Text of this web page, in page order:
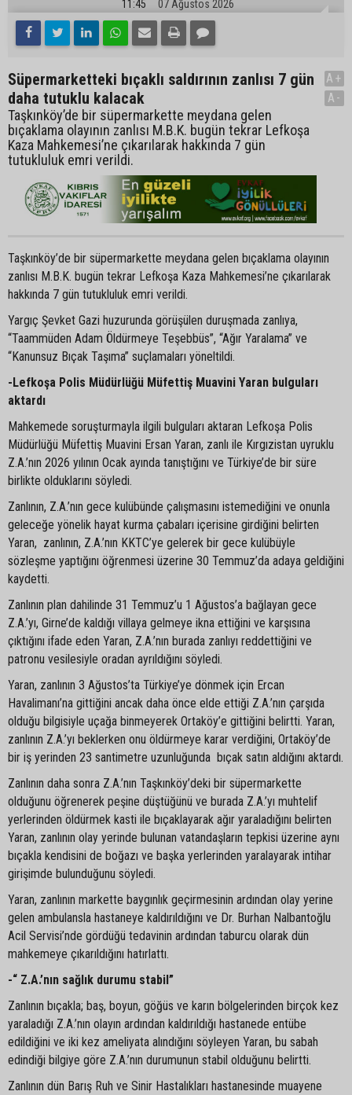
11:45 07 Ağustos 2026
Süpermarketteki bıçaklı saldırının zanlısı 7 gün
daha tutuklu kalacak
Taşkınköy’de bir süpermarkette meydana gelen
bıçaklama olayının zanlısı M.B.K. bugün tekrar Lefkoşa
Kaza Mahkemesi’ne çıkarılarak hakkında 7 gün
tutukluluk emri verildi.
A+
A-
Taşkınköy’de bir süpermarkette meydana gelen bıçaklama olayının
zanlısı M.B.K. bugün tekrar Lefkoşa Kaza Mahkemesi’ne çıkarılarak
hakkında 7 gün tutukluluk emri verildi.
Yargıç Şevket Gazi huzurunda görüşülen duruşmada zanlıya,
“Taammüden Adam Öldürmeye Teşebbüs”, “Ağır Yaralama” ve
“Kanunsuz Bıçak Taşıma” suçlamaları yöneltildi.
-Lefkoşa Polis Müdürlüğü Müfettiş Muavini Yaran bulguları
aktardı
Mahkemede soruşturmayla ilgili bulguları aktaran Lefkoşa Polis
Müdürlüğü Müfettiş Muavini Ersan Yaran, zanlı ile Kırgızistan uyruklu
Z.A.’nın 2026 yılının Ocak ayında tanıştığını ve Türkiye’de bir süre
birlikte olduklarını söyledi.
Zanlının, Z.A.’nın gece kulübünde çalışmasını istemediğini ve onunla
geleceğe yönelik hayat kurma çabaları içerisine girdiğini belirten
Yaran, zanlının, Z.A.’nın KKTC’ye gelerek bir gece kulübüyle
sözleşme yaptığını öğrenmesi üzerine 30 Temmuz’da adaya geldiğini
kaydetti.
Zanlının plan dahilinde 31 Temmuz’u 1 Ağustos’a bağlayan gece
Z.A.’yı, Girne’de kaldığı villaya gelmeye ikna ettiğini ve karşısına
çıktığını ifade eden Yaran, Z.A.’nın burada zanlıyı reddettiğini ve
patronu vesilesiyle oradan ayrıldığını söyledi.
Yaran, zanlının 3 Ağustos’ta Türkiye’ye dönmek için Ercan
Havalimanı’na gittiğini ancak daha önce elde ettiği Z.A.’nın çarşıda
olduğu bilgisiyle uçağa binmeyerek Ortaköy’e gittiğini belirtti. Yaran,
zanlının Z.A.’yı beklerken onu öldürmeye karar verdiğini, Ortaköy’de
bir iş yerinden 23 santimetre uzunluğunda bıçak satın aldığını aktardı.
Zanlının daha sonra Z.A.’nın Taşkınköy’deki bir süpermarkette
olduğunu öğrenerek peşine düştüğünü ve burada Z.A.’yı muhtelif
yerlerinden öldürmek kasti ile bıçaklayarak ağır yaraladığını belirten
Yaran, zanlının olay yerinde bulunan vatandaşların tepkisi üzerine aynı
bıçakla kendisini de boğazı ve başka yerlerinden yaralayarak intihar
girişimde bulunduğunu söyledi.
Yaran, zanlının markette baygınlık geçirmesinin ardından olay yerine
gelen ambulansla hastaneye kaldırıldığını ve Dr. Burhan Nalbantoğlu
Acil Servisi’nde gördüğü tedavinin ardından taburcu olarak dün
mahkemeye çıkarıldığını hatırlattı.
-“ Z.A.’nın sağlık durumu stabil”
Zanlının bıçakla; baş, boyun, göğüs ve karın bölgelerinden birçok kez
yaraladığı Z.A.’nın olayın ardından kaldırıldığı hastanede entübe
edildiğini ve iki kez ameliyata alındığını söyleyen Yaran, bu sabah
edindiği bilgiye göre Z.A.’nın durumunun stabil olduğunu belirtti.
Zanlının dün Barış Ruh ve Sinir Hastalıkları hastanesinde muayene